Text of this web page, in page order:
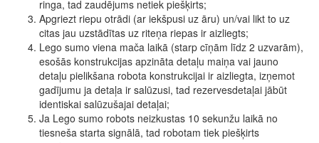
ringa, tad zaudējums netiek piešķirts;
Apgriezt riepu otrādi (ar iekšpusi uz āru) un/vai likt to uz
citas jau uzstādītas uz riteņa riepas ir aizliegts;
Lego sumo viena mača laikā (starp cīņām līdz 2 uzvarām),
esošās konstrukcijas apzināta detaļu maiņa vai jauno
detaļu pielikšana robota konstrukcijai ir aizliegta, izņemot
gadījumu ja detaļa ir salūzusi, tad rezervesdetaļai jābūt
identiskai salūzušajai detaļai;
Ja Lego sumo robots neizkustas 10 sekunžu laikā no
tiesneša starta signālā, tad robotam tiek piešķirts